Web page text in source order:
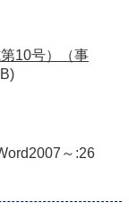
10号）（事
～:26